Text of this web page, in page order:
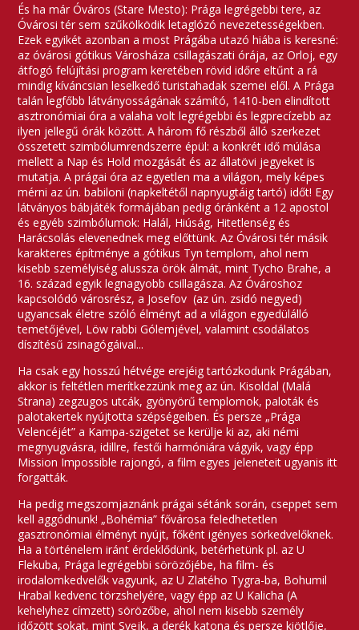
És ha már Óváros (Stare Mesto): Prága legrégebbi tere, az
Óvárosi tér sem szűkölködik letaglózó nevezetességekben.
Ezek egyikét azonban a most Prágába utazó hiába is keresné:
az óvárosi gótikus Városháza csillagászati órája, az Orloj, egy
átfogó felújítási program keretében rövid időre eltűnt a rá
mindig kíváncsian leselkedő turistahadak szemei elől. A Prága
talán legfőbb látványosságának számító, 1410-ben elindított
asztronómiai óra a valaha volt legrégebbi és legprecízebb az
ilyen jellegű órák között. A három fő részből álló szerkezet
összetett szimbólumrendszerre épül: a konkrét idő múlása
mellett a Nap és Hold mozgását és az állatövi jegyeket is
mutatja. A prágai óra az egyetlen ma a világon, mely képes
mérni az ún. babiloni (napkeltétől napnyugtáig tartó) időt! Egy
látványos bábjáték formájában pedig óránként a 12 apostol
és egyéb szimbólumok: Halál, Hiúság, Hitetlenség és
Harácsolás elevenednek meg előttünk. Az Óvárosi tér másik
karakteres építménye a gótikus Tyn templom, ahol nem
kisebb személyiség alussza örök álmát, mint Tycho Brahe, a
16. század egyik legnagyobb csillagásza. Az Óvároshoz
kapcsolódó városrész, a Josefov (az ún. zsidó negyed)
ugyancsak életre szóló élményt ad a világon egyedülálló
temetőjével, Löw rabbi Gólemjével, valamint csodálatos
díszítésű zsinagógáival...
Ha csak egy hosszú hétvége erejéig tartózkodunk Prágában,
akkor is feltétlen merítkezzünk meg az ún. Kisoldal (Malá
Strana) zegzugos utcák, gyönyörű templomok, paloták és
palotakertek nyújtotta szépségeiben. És persze „Prága
Velencéjét” a Kampa-szigetet se kerülje ki az, aki némi
megnyugvásra, idillre, festői harmóniára vágyik, vagy épp
Mission Impossible rajongó, a film egyes jeleneteit ugyanis itt
forgatták.
Ha pedig megszomjaznánk prágai sétánk során, cseppet sem
kell aggódnunk! „Bohémia” fővárosa feledhetetlen
gasztronómiai élményt nyújt, főként igényes sörkedvelőknek.
Ha a történelem iránt érdeklődünk, betérhetünk pl. az U
Flekuba, Prága legrégebbi sörözőjébe, ha film- és
irodalomkedvelők vagyunk, az U Zlatého Tygra-ba, Bohumil
Hrabal kedvenc törzshelyére, vagy épp az U Kalicha (A
kehelyhez címzett) sörözőbe, ahol nem kisebb személy
időzött sokat, mint Svejk, a derék katona és persze kiötlője,